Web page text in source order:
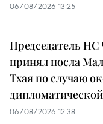
06/08/2026 13:25
Председатель
принял посла
Тхая по случаю
06/08/2026 12:38